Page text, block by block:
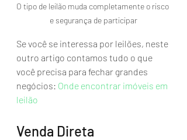
O tipo de leilão muda completamente o risco
e segurança de participar
Se você se interessa por leilões, neste
outro artigo contamos tudo o que
você precisa para fechar grandes
negócios: Onde encontrar imóveis em
leilão
Venda Direta